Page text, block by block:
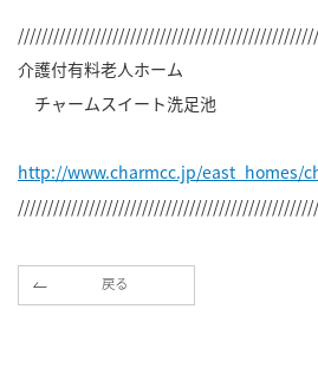
介護付有料老人ホーム
チャームスイート洗足池
http://www.charmcc.jp/east_homes/
戻る